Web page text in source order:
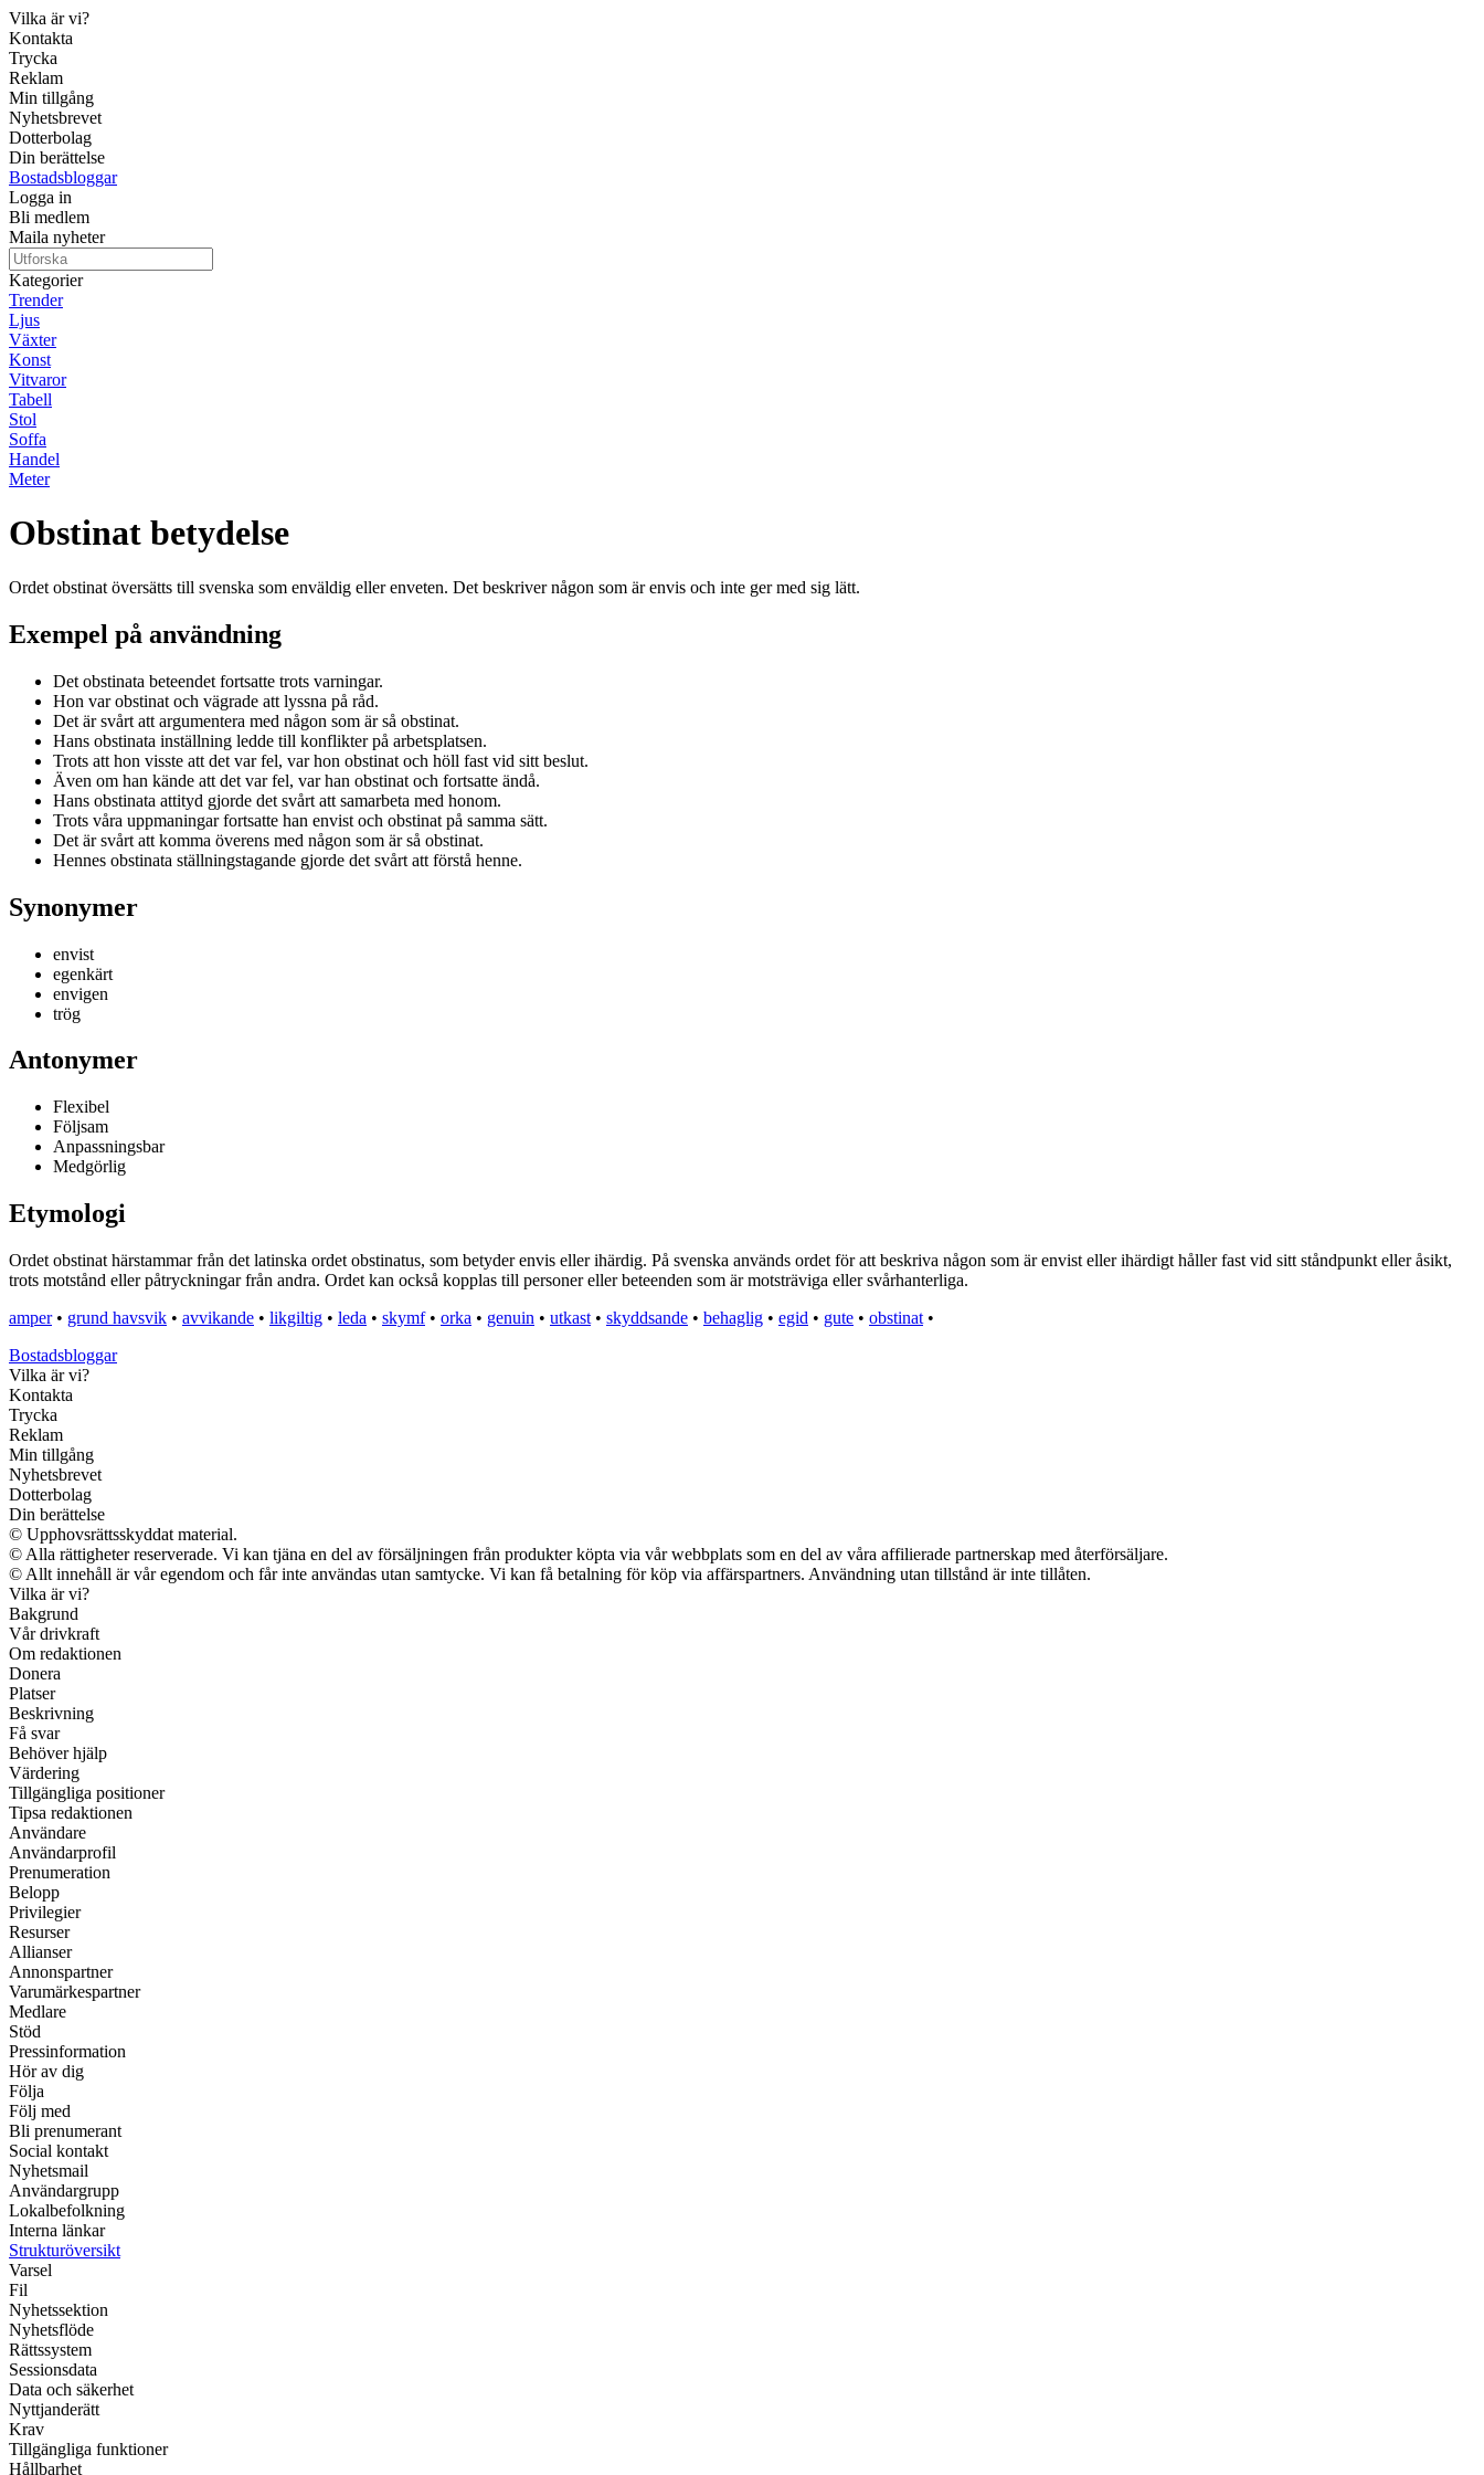
Vilka är vi?
Kontakta
Trycka
Reklam
Min tillgång
Nyhetsbrevet
Dotterbolag
Din berättelse
Bostadsbloggar
Logga in
Bli medlem
Maila nyheter
Kategorier
Trender
Ljus
Växter
Konst
Vitvaror
Tabell
Stol
Soffa
Handel
Meter
Obstinat betydelse
Ordet obstinat översätts till svenska som enväldig eller enveten. Det beskriver någon som är envis och inte ger med sig lätt.
Exempel på användning
Det obstinata beteendet fortsatte trots varningar.
Hon var obstinat och vägrade att lyssna på råd.
Det är svårt att argumentera med någon som är så obstinat.
Hans obstinata inställning ledde till konflikter på arbetsplatsen.
Trots att hon visste att det var fel, var hon obstinat och höll fast vid sitt beslut.
Även om han kände att det var fel, var han obstinat och fortsatte ändå.
Hans obstinata attityd gjorde det svårt att samarbeta med honom.
Trots våra uppmaningar fortsatte han envist och obstinat på samma sätt.
Det är svårt att komma överens med någon som är så obstinat.
Hennes obstinata ställningstagande gjorde det svårt att förstå henne.
Synonymer
envist
egenkärt
envigen
trög
Antonymer
Flexibel
Följsam
Anpassningsbar
Medgörlig
Etymologi
Ordet obstinat härstammar från det latinska ordet obstinatus, som betyder envis eller ihärdig. På svenska används ordet för att beskriva någon som är envist eller ihärdigt håller fast vid sitt ståndpunkt eller åsikt,
trots motstånd eller påtryckningar från andra. Ordet kan också kopplas till personer eller beteenden som är motsträviga eller svårhanterliga.
amper• grund havsvik • avvikande • likgiltig • leda • skymf• orka • genuin • utkast • skyddsande • behaglig • egid • gute • obstinat •
Bostadsbloggar
Vilka är vi?
Kontakta
Trycka
Reklam
Min tillgång
Nyhetsbrevet
Dotterbolag
Din berättelse
© Upphovsrättsskyddat material.
© Alla rättigheter reserverade. Vi kan tjäna en del av försäljningen från produkter köpta via vår webbplats som en del av våra affilierade partnerskap med återförsäljare.
© Allt innehåll är vår egendom och får inte användas utan samtycke. Vi kan få betalning för köp via affärspartners. Användning utan tillstånd är inte tillåten.
Vilka är vi?
Bakgrund
Vår drivkraft
Om redaktionen
Donera
Platser
Beskrivning
Få svar
Behöver hjälp
Värdering
Tillgängliga positioner
Tipsa redaktionen
Användare
Användarprofil
Prenumeration
Belopp
Privilegier
Resurser
Allianser
Annonspartner
Varumärkespartner
Medlare
Stöd
Pressinformation
Hör av dig
Följa
Följ med
Bli prenumerant
Social kontakt
Nyhetsmail
Användargrupp
Lokalbefolkning
Interna länkar
Strukturöversikt
Varsel
Fil
Nyhetssektion
Nyhetsflöde
Rättssystem
Sessionsdata
Data och säkerhet
Nyttjanderätt
Krav
Tillgängliga funktioner
Hållbarhet